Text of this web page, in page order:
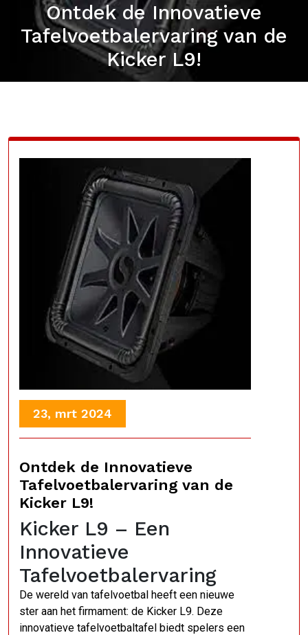
Ontdek de Innovatieve
Tafelvoetbalervaring van de
Kicker L9!
23, mrt 2024
Ontdek de Innovatieve
Tafelvoetbalervaring van de
Kicker L9!
Kicker L9 – Een
Innovatieve
Tafelvoetbalervaring
De wereld van tafelvoetbal heeft een nieuwe
ster aan het firmament: de Kicker L9. Deze
innovatieve tafelvoetbaltafel biedt spelers een